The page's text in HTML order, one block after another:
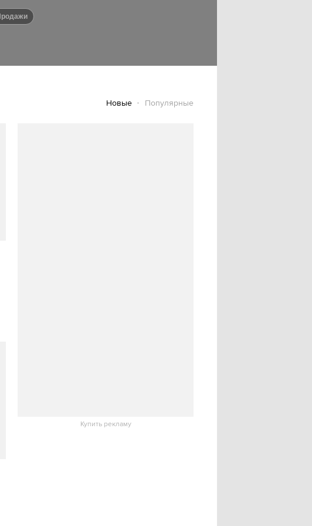
Продажи
Новые Популярные
Купить рекламу